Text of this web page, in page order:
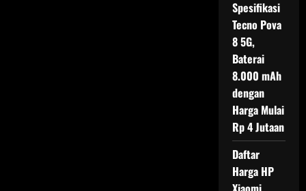
Spesifikasi
Tecno Pova
8 5G,
Baterai
8.000 mAh
dengan
Harga Mulai
Rp 4 Jutaan
Daftar
Harga HP